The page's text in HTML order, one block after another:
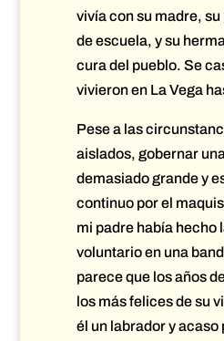
vivía con su madre,
de escuela, y su
cura del pueblo. Se
vivieron en La Vega
Pese a las
aislados, gobernar
demasiado grande y
continuo por el
mi padre había hecho
voluntario en una
parece que los años
los más felices de su
él un labrador y acaso